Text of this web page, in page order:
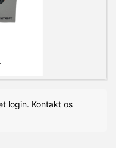
login. Kontakt os